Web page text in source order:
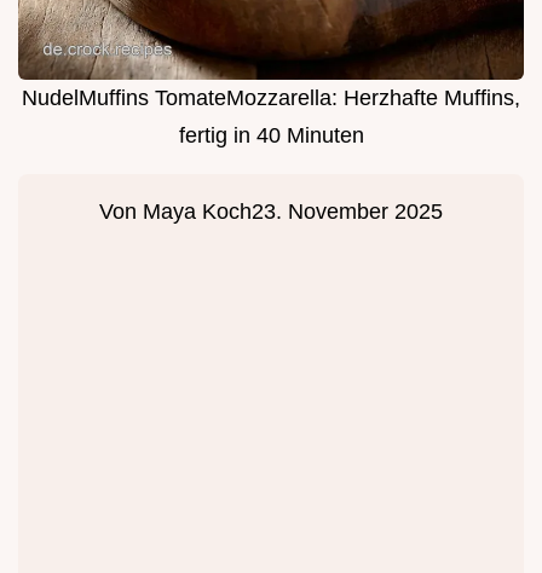
NudelMuffins TomateMozzarella: Herzhafte Muffins,
fertig in 40 Minuten
Von Maya Koch23. November 2025